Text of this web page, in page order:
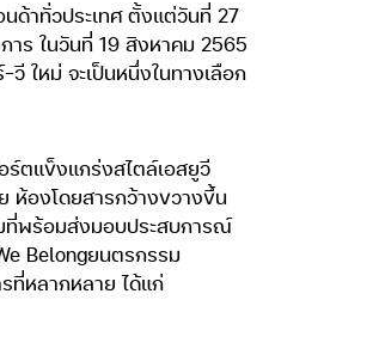
ด้าทั่วประเทศ ตั้งแต่วันที่ 27
าร ในวันที่ 19 สิงหาคม 2565
ใหม่ จะเป็นหนึ่งในทางเลือก
ตแข็งแกร่งสไตล์เอสยูวี
ห้องโดยสารกว้างขวางขึ้น
ที่พร้อมส่งมอบประสบการณ์
Belongยนตรกรรม
ที่หลากหลาย ได้แก่